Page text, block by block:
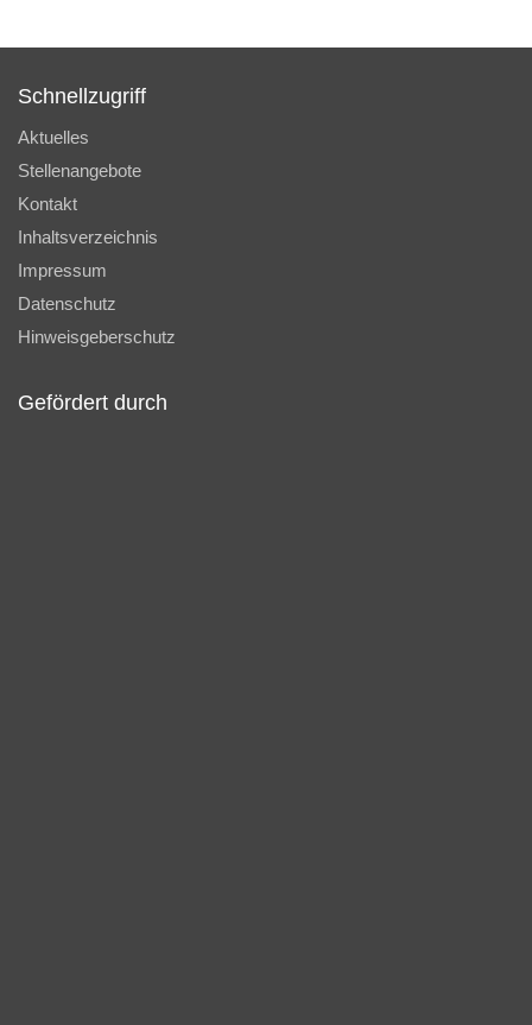
Schnellzugriff
Aktuelles
Stellenangebote
Kontakt
Inhaltsverzeichnis
Impressum
Datenschutz
Hinweisgeberschutz
Gefördert durch